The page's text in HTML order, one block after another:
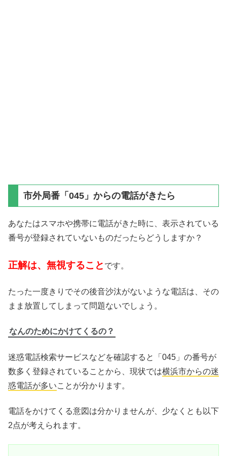
市外局番「045」からの電話がきたら
あなたはスマホや携帯に電話がきた時に、表示されている
番号が登録されていないものだったらどうしますか？
正解は、無視すること です。
たった一度きりでその後音沙汰がないような電話は、その
まま放置してしまって問題ないでしょう。
なんのためにかけてくるの？
迷惑電話検索サービスなどを確認すると「045」の番号が
数多く登録されていることから、現状では横浜市からの迷
惑電話が多いことが分かります。
電話をかけてくる意図は分かりませんが、少なくとも以下
2点が考えられます。